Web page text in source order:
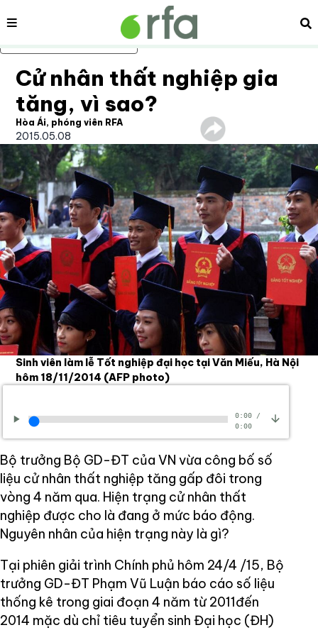
Bỏ qua nội dung chính
Nội dung
Cử nhân thất nghiệp gia
tăng, vì sao?
Hòa Ái, phóng viên RFA
2015.05.08
Sinh viên làm lễ Tốt nghiệp đại học tại Văn Miếu, Hà Nội
hôm 18/11/2014 (AFP photo)
0:00/
0:00
Bộ trưởng Bộ GD-ĐT của VN vừa công bố số
liệu cử nhân thất nghiệp tăng gấp đôi trong
vòng 4 năm qua. Hiện trạng cử nhân thất
nghiệp được cho là đang ở mức báo động.
Nguyên nhân của hiện trạng này là gì?
Tại phiên giải trình Chính phủ hôm 24/4 /15, Bộ
trưởng GD-ĐT Phạm Vũ Luận báo cáo số liệu
thống kê trong giai đoạn 4 năm từ 2011đến
2014 mặc dù chỉ tiêu tuyển sinh Đại học (ĐH)